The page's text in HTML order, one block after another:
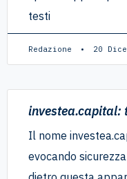
testi
Redazione 20
investea.capital:
Il nome
evocando